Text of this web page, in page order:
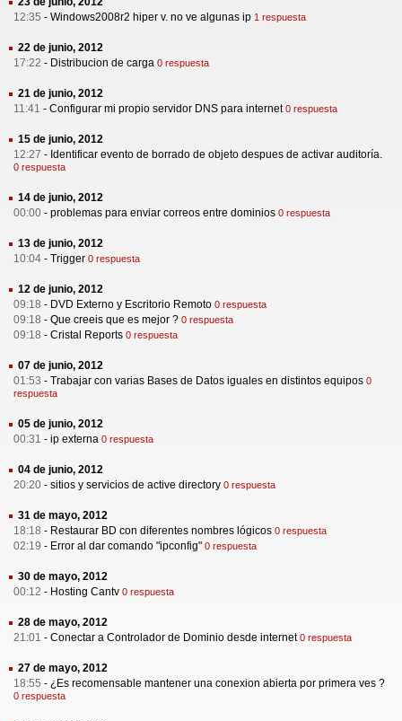
12:35 - Windows2008r2 hiper v. no ve algunas ip 1 respuesta
22 de junio, 2012
17:22 - Distribucion de carga 0 respuesta
21 de junio, 2012
11:41 - Configurar mi propio servidor DNS para internet 0 respuesta
15 de junio, 2012
12:27 - Identificar evento de borrado de objeto despues de activar auditoría.
0 respuesta
14 de junio, 2012
00:00 - problemas para enviar correos entre dominios 0 respuesta
13 de junio, 2012
10:04 - Trigger 0 respuesta
12 de junio, 2012
09:18 - DVD Externo y Escritorio Remoto 0 respuesta
09:18 - Que creeis que es mejor ? 0 respuesta
09:18 - Cristal Reports 0 respuesta
07 de junio, 2012
01:53 - Trabajar con varias Bases de Datos iguales en distintos equipos 0
respuesta
05 de junio, 2012
00:31 - ip externa 0 respuesta
04 de junio, 2012
20:20 - sitios y servicios de active directory 0 respuesta
31 de mayo, 2012
18:18 - Restaurar BD con diferentes nombres lógicos 0 respuesta
02:19 - Error al dar comando "ipconfig" 0 respuesta
30 de mayo, 2012
00:12 - Hosting Cantv 0 respuesta
28 de mayo, 2012
21:01 - Conectar a Controlador de Dominio desde internet 0 respuesta
27 de mayo, 2012
18:55 - ¿Es recomensable mantener una conexion abierta por primera ves ?
0 respuesta